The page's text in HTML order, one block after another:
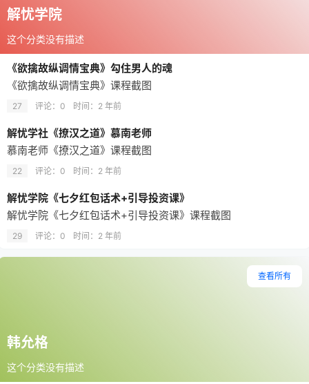
解忧学院
这个分类没有描述
《欲擒故纵调情宝典》勾住男人的魂
《欲擒故纵调情宝典》课程截图
27 评论：0 时间： 2 年前
解忧学社《撩汉之道》慕南老师
慕南老师《撩汉之道》课程截图
22 评论：0 时间： 2 年前
解忧学院《七夕红包话术+引导投资课》
解忧学院《七夕红包话术+引导投资课》课程截图
29 评论：0 时间： 2 年前
韩允格
这个分类没有描述
查看所有